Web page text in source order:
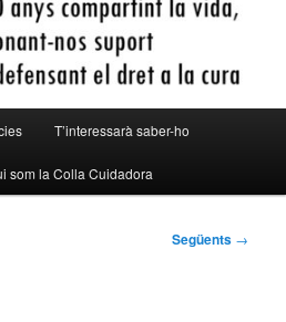
T’interessarà saber-ho
som la Colla Cuidadora
Següents →